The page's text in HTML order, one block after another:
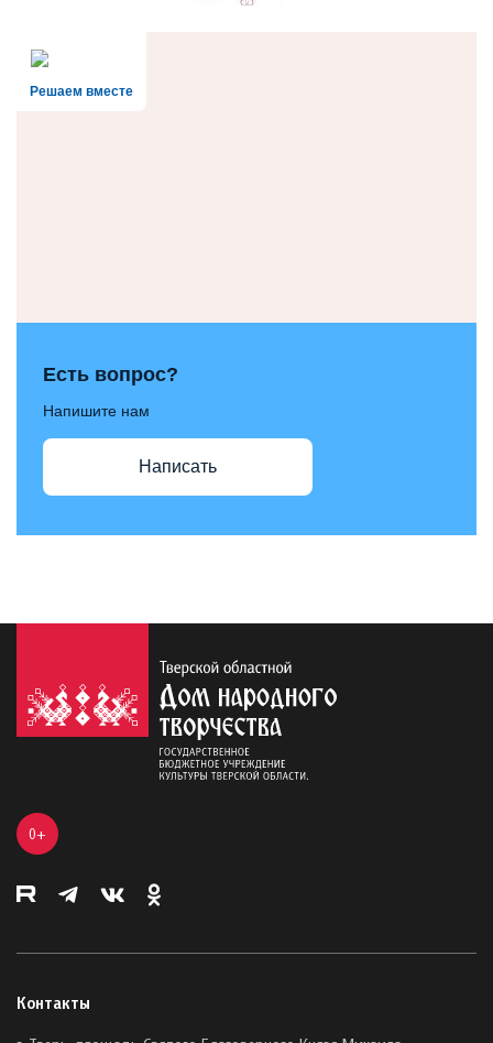
Решаем вместе
Есть вопрос?
Напишите нам
Написать
0+
Контакты